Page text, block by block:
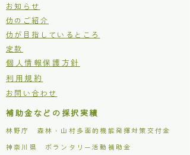
お知らせ
仂のご紹介
仂が目指しているところ
定款
個人情報保護方針
利用規約
お問い合わせ
補助金などの採択実績
林野庁 森林・山村多面的機能発揮対策交付金
​神奈川県 ボランタリー活動補助金